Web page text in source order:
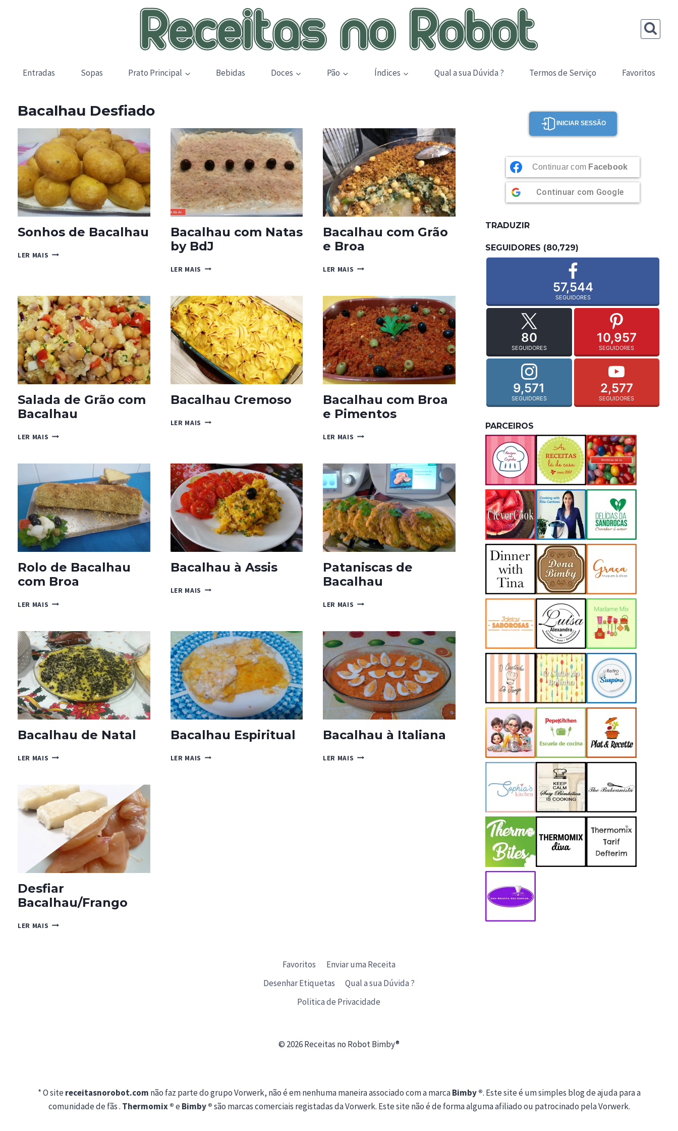
Entradas Sopas Prato Principal Bebidas Doces Pão Índices Qual a sua Dúvida ? Termos de Serviço Favoritos
Bacalhau Desfiado
Sonhos de Bacalhau
LER MAIS SONHOS
Bacalhau com Natas
by BdJ
LER MAIS BACALHAU
BY
BDJ
Bacalhau com Grão
e Broa
LER MAIS BACALHAU
E
BROA
Salada de Grão com
Bacalhau
LER MAIS SALADA
COM
BACALHAU
Bacalhau Cremoso
LER MAIS BACALHAU
Bacalhau com Broa
e Pimentos
LER MAIS BACALHAU
E
PIMENTOS
Rolo de Bacalhau
com Broa
LER MAIS ROLO
COM
BROA
Bacalhau à Assis
LER MAIS BACALHAU
Pataniscas de
Bacalhau
LER MAIS PATANISCAS
Bacalhau de Natal
LER MAIS BACALHAU
Bacalhau Espiritual
LER MAIS BACALHAU
Bacalhau à Italiana
LER MAIS BACALHAU
Desfiar
Bacalhau/Frango
LER MAIS DESFIAR
INICIAR SESSÃO
Continuar com Facebook
Continuar com Google
TRADUZIR
SEGUIDORES (80,729)
57,544
SEGUIDORES
80
SEGUIDORES
10,957
SEGUIDORES
9,571
SEGUIDORES
2,577
SEGUIDORES
PARCEIROS
Favoritos
Enviar uma Receita
Desenhar Etiquetas
Qual a sua Dúvida ?
Politica de Privacidade
© 2026 Receitas no Robot Bimby®
* O sitereceitasnorobot.com não faz parte do grupo Vorwerk, não é em nenhuma maneira associado com a marcaBimby ®. Este site é um simples blog de ajuda para a
comunidade de fãs . Thermomix ®eBimby ®são marcas comerciais registadas da Vorwerk. Este site não é de forma alguma afiliado ou patrocinado pela Vorwerk.